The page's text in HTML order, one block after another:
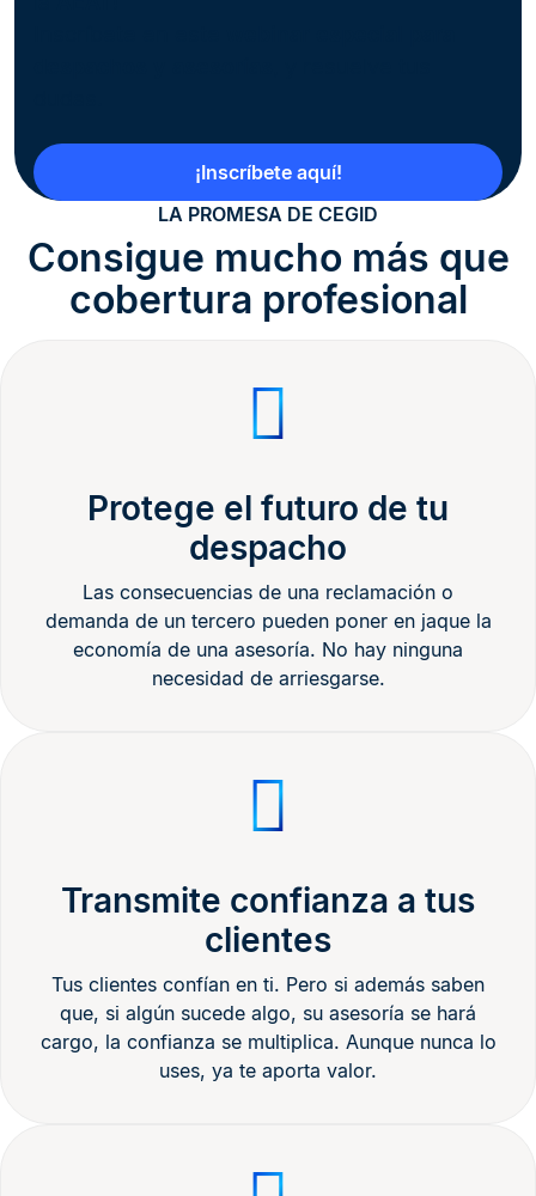
¡Inscríbete aquí!
LA PROMESA DE CEGID
Consigue mucho más que
cobertura profesional​
Protege el futuro de tu
despacho​
Las consecuencias de una reclamación o
demanda de un tercero pueden poner en jaque la
economía de una asesoría. No hay ninguna
necesidad de arriesgarse.
Transmite confianza a tus
clientes
Tus clientes confían en ti. Pero si además saben
que, si algún sucede algo, su asesoría se hará
cargo, la confianza se multiplica. Aunque nunca lo
uses, ya te aporta valor.